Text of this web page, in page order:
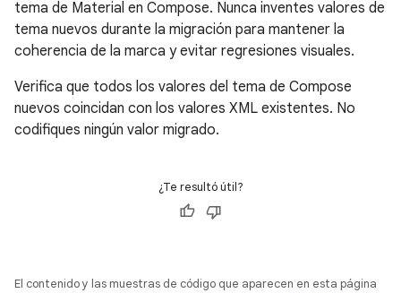
tema de Material en Compose. Nunca inventes valores de
tema nuevos durante la migración para mantener la
coherencia de la marca y evitar regresiones visuales.
Verifica que todos los valores del tema de Compose
nuevos coincidan con los valores XML existentes. No
codifiques ningún valor migrado.
¿Te resultó útil?
El contenido y las muestras de código que aparecen en esta página